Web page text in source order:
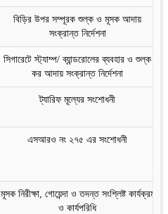
বিড়ির উপর সম্পূরক শুল্ক ও মূসক আদায়
সংক্রান্ত নির্দেশনা
সিগারেটে স্ট্যাম্প/ ব্যান্ডরোলের ব্যবহার ও শুল্ক
কর আদায় সংক্রান্ত নির্দেশনা
ট্যারিফ মূল্যের সংশোধনী
এসআরও নং ২৭৫ এর সংশোধনী
মূসক নিরীক্ষা, গোয়েন্দা ও তদন্ত সংশ্লিষ্ট কার্যক্রম
ও কার্যপরিধি